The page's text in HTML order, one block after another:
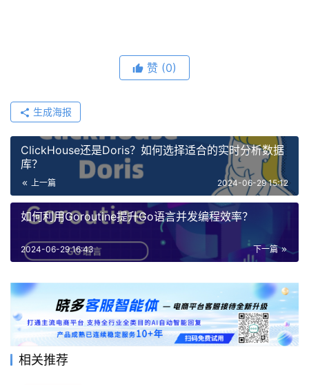
赞 (0)
生成海报
ClickHouse还是Doris？如何选择适合的实时分析数据
库？
上一篇 2024-06-29 15:12
如何利用Goroutine提升Go语言并发编程效率？
下一篇
2024-06-29 16:43
相关推荐